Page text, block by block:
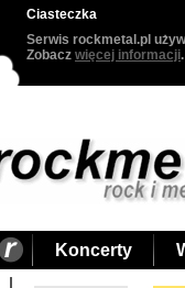
Ciasteczka
Serwis rockmetal.pl
Zobacz więcej informacji.
Koncerty